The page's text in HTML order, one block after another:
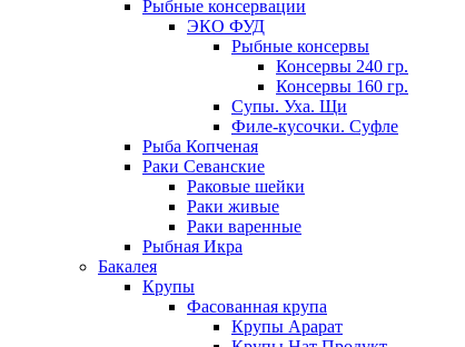
Рыбные консервации
ЭКО ФУД
Рыбные консервы
Консервы 240 гр.
Консервы 160 гр.
Супы. Уха. Щи
Филе-кусочки. Суфле
Рыба Копченая
Раки Севанские
Раковые шейки
Раки живые
Раки варенные
Рыбная Икра
Бакалея
Крупы
Фасованная крупа
Крупы Арарат